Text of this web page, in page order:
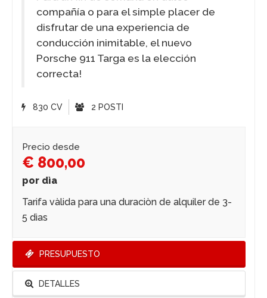
compañía o para el simple placer de
disfrutar de una experiencia de
conducción inimitable, el nuevo
Porsche 911 Targa es la elección
correcta!
830 CV 2 POSTI
Precio desde
€ 800,00
por dìa
Tarifa vàlida para una duraciòn de alquiler de 3-
5 dìas
PRESUPUESTO
DETALLES